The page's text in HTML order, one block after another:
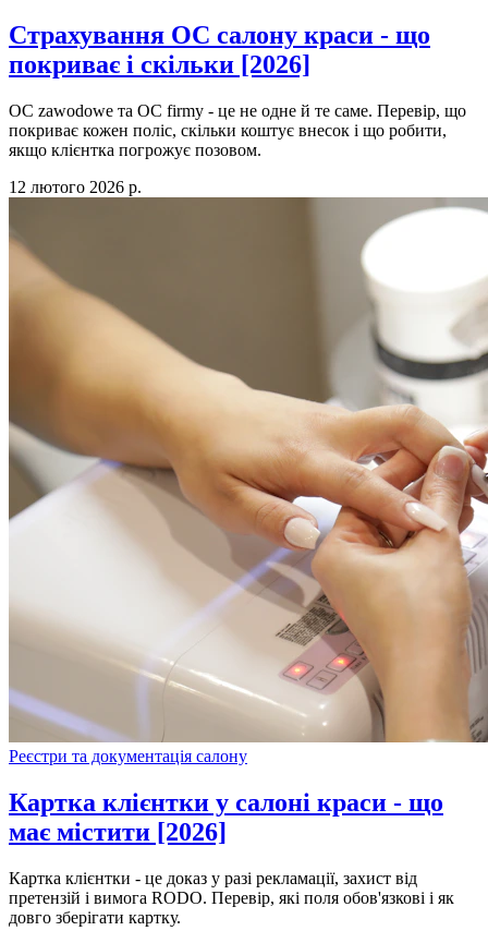
Страхування OC салону краси - що
покриває і скільки [2026]
OC zawodowe та OC firmy - це не одне й те саме. Перевір, що
покриває кожен поліс, скільки коштує внесок і що робити,
якщо клієнтка погрожує позовом.
12 лютого 2026 р.
Реєстри та документація салону
Картка клієнтки у салоні краси - що
має містити [2026]
Картка клієнтки - це доказ у разі рекламації, захист від
претензій і вимога RODO. Перевір, які поля обов'язкові і як
довго зберігати картку.